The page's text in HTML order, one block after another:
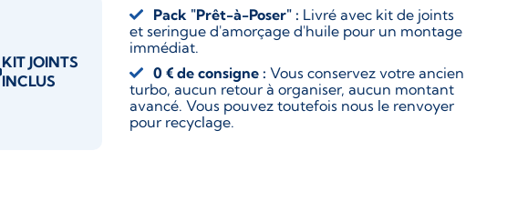
KIT JOINTS
INCLUS
Pack "Prêt-à-Poser" : Livré avec kit de joints
et seringue d'amorçage d'huile pour un montage
immédiat.
0 € de consigne : Vous conservez votre ancien
turbo, aucun retour à organiser, aucun montant
avancé. Vous pouvez toutefois nous le renvoyer
pour recyclage.